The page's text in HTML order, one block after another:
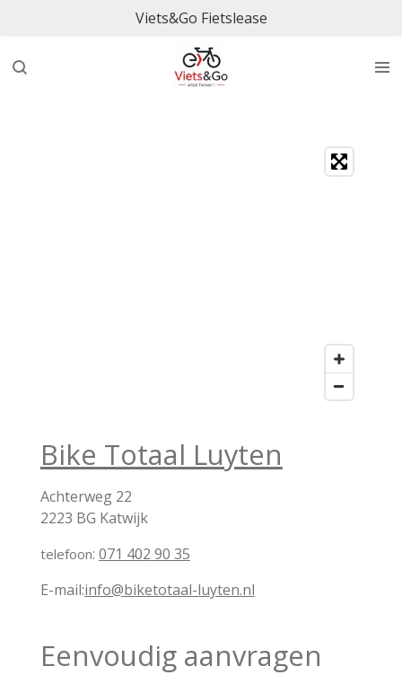
naar
Viets&Go Fietslease
Bike Totaal Luyten
Achterweg 22
2223 BG Katwijk
telefoon: 071 402 90 35
E-mail:info@biketotaal-luyten.nl
Eenvoudig aanvragen